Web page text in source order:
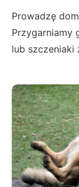
Prowadzę
Przygarniamy
lub szczeniaki